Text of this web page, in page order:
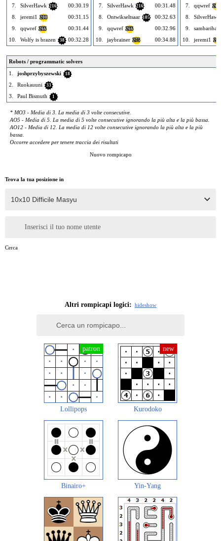
7.
SilverHawk 216
00:30.19
8.
jeremi1 200
00:31.15
9.
qqwref 266
00:31.44
10.
Wolfy is brazen 38 00:32.28
7.
SilverHawk 216
00:31.48
8.
Ontwikseltsaar 105
00:32.63
9.
qqwref 266
00:32.96
10.
jaybrainer 275 00:34.88
7.
qqwref 266
8.
SilverHawk
9.
sambaribal
10.
jeremi1 200
Robots / programmatic solvers
1.
joshprzybyszewski 18
2. Ruokauuni 33
3. Paul Bismuth 1
* MO3 - Media di 3. La media di 3 volte consecutive.
AO5 - Media di 5. La media di 5 volte consecutive ignorando la più alta e la più bassa.
AO12 - Media di 12. La media di 12 volte consecutive ignorando la più alta e la più
bassa.
Occorre accedere per tenere traccia dei risultati
Nuovo rompicapo
Trova la tua posizione in
Inserisci il tuo nome utente
Cerca
Altri rompicapi logici: hideshow
Lollipops Kurodoko
Binairo+ Yin-Yang